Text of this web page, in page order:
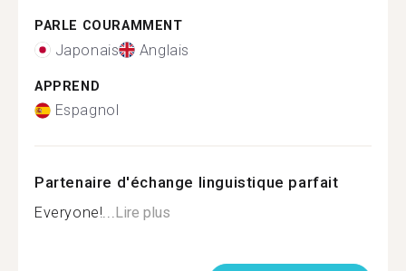
PARLE COURAMMENT
Japonais Anglais
APPREND
Espagnol
Partenaire d'échange linguistique parfait
Everyone!...Lire plus